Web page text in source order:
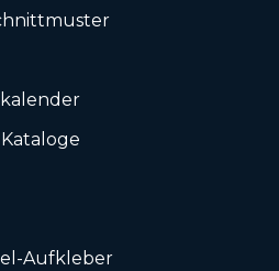
Aufkleber